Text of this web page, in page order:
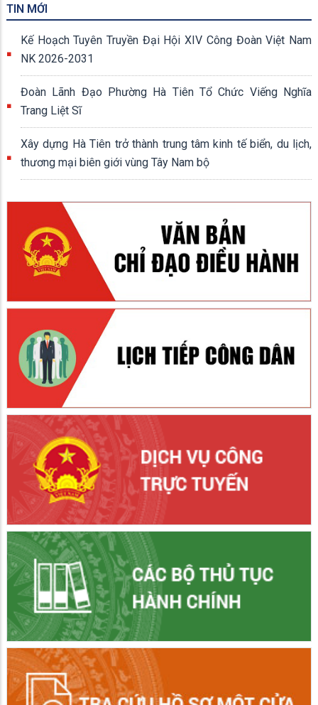
TIN MỚI
Kế Hoạch Tuyên Truyền Đại Hội XIV Công Đoàn Việt Nam
NK 2026-2031
Đoàn Lãnh Đạo Phường Hà Tiên Tổ Chức Viếng Nghĩa
Trang Liệt Sĩ
Xây dựng Hà Tiên trở thành trung tâm kinh tế biển, du lịch,
thương mại biên giới vùng Tây Nam bộ